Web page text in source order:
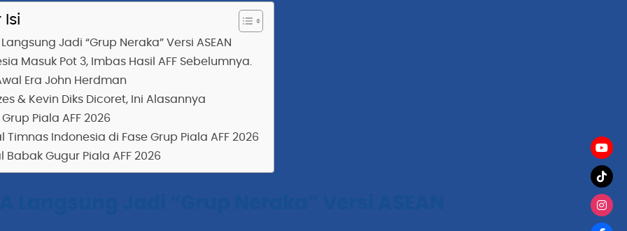
Isi
Jadi “Grup Neraka” Versi ASEAN
Masuk Pot 3, Imbas Hasil AFF Sebelumnya.
Era John Herdman
& Kevin Diks Dicoret, Ini Alasannya
Piala AFF 2026
Timnas Indonesia di Fase Grup Piala AFF 2026
Babak Gugur Piala AFF 2026